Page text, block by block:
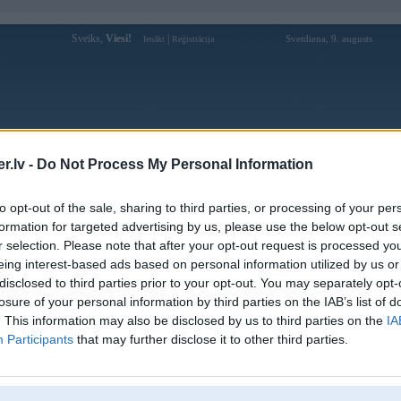
- Do Not Process My Personal Information
opt-out of the sale, sharing to third parties, or processing of your
for targeted advertising by us, please use the below opt-out
selection. Please note that after your opt-out request is processed
interest-based ads based on personal information utilized by us
to third parties prior to your opt-out. You may separately
of your personal information by third parties on the IAB’s list of
This information may also be disclosed by us to third parties on the
Participants that may further disclose it to other third parties.
Sveiks, Viesi! Ienākt Reģistrācija Svetdiena, 9. augusts
Forums Galerijas Reģistrācija Lietotāji
Lietotāja MrPleepis profils
Pēdējo reizi manīts: 05. Jul 2009, 08:40
Lietotājvārds:
MrPleepis
Braucu ar:
STI
Nodarbošanās:
Apkures tehnoloģijas
Ziņojumi forumā:
288